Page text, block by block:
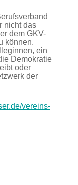
nicht das
dem GKV-
können.
ein
Demokratie
oder
der
vereins-